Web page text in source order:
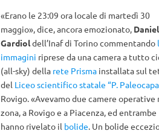
«Erano le 23:09 ora locale di martedì 30
maggio», dice, ancora emozionato,
Gardioldell’Inaf di Torino commentando
immagini riprese da una camera a tutto
(all-sky) della rete Prismainstallata sul
del Liceo scientifico statale “P.
Rovigo. «Avevamo due camere operative
zona, a Rovigo e a Piacenza, ed entrambe
hanno rivelato il bolide. Un bolide